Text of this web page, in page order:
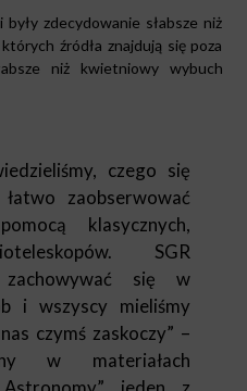
zdecydowanie słabsze niż
źródła znajdują się poza
niż kwietniowy wybuch
czego się
zaobserwować
klasycznych,
SGR
zachowywać się w
i wszyscy mieliśmy
czymś zaskoczy” –
w materiałach